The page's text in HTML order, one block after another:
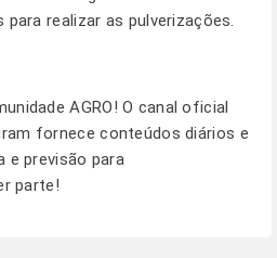
realizar as pulverizações.
AGRO! O canal oficial
fornece conteúdos diários e
e previsão para
parte!